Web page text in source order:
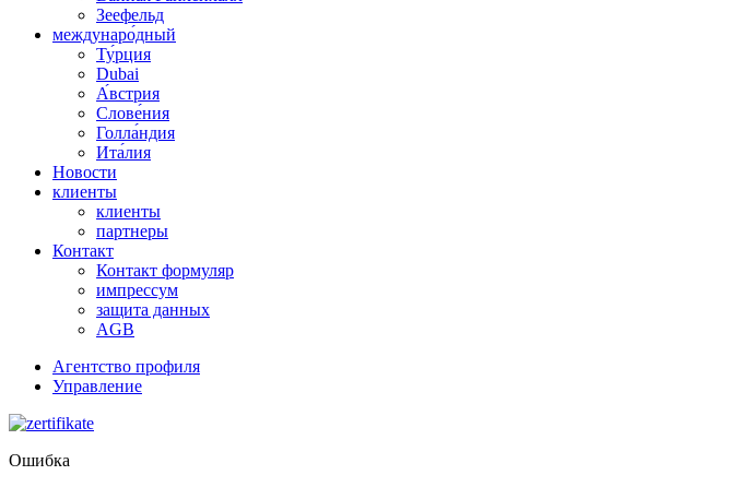
Зеефельд
междунаро́дный
Ту́рция
Dubai
А́встрия
Слове́ния
Голла́ндия
Ита́лия
Новости
клиенты
клиенты
партнеры
Контакт
Контакт формуляр
импрессум
защита данных
AGB
Агентство профиля
Управление
Ошибка